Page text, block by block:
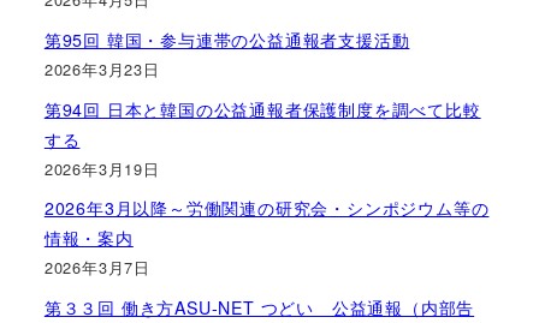
第95回 韓国・参与連帯の公益通報者支援活動
2026年3月23日
第94回 日本と韓国の公益通報者保護制度を調べて比較
する
2026年3月19日
2026年3月以降～労働関連の研究会・シンポジウム等の
情報・案内
2026年3月7日
第３３回 働き方ASU-NET つどい 公益通報（内部告